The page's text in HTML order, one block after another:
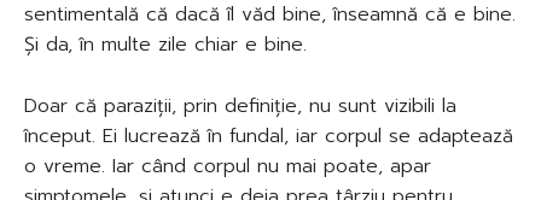
sentimentală că dacă îl văd bine, înseamnă că e bine.
Și da, în multe zile chiar e bine.
Doar că paraziții, prin definiție, nu sunt vizibili la
început. Ei lucrează în fundal, iar corpul se adaptează
o vreme. Iar când corpul nu mai poate, apar